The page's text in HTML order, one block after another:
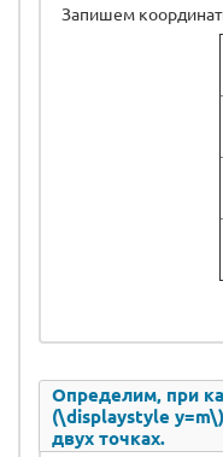
Запишем
Определим, при
(\displaystyle
двух точках.